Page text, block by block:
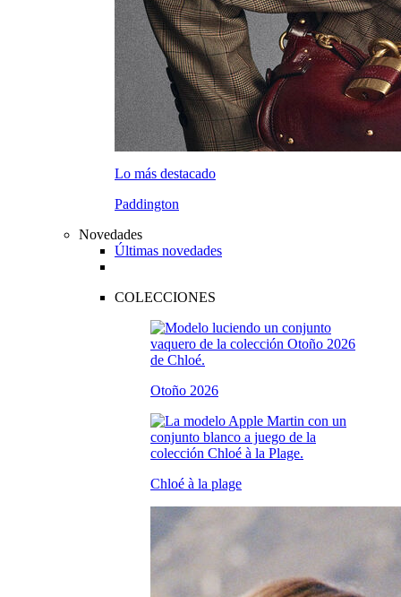
Lo más destacado
Paddington
Novedades
Últimas novedades
COLECCIONES
Otoño 2026
Chloé à la plage